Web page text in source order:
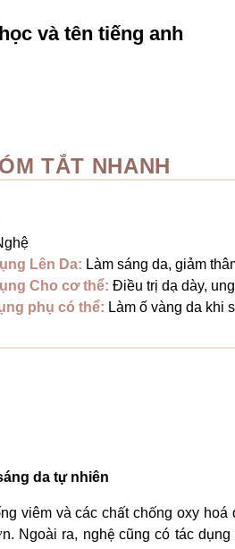
và tên tiếng anh
TẮT NHANH
Lên Da: Làm sáng da, giảm
Cho cơ thể: Điều trị dạ dày,
phụ có thể: Làm ố vàng da khi
da tự nhiên
viêm và các chất chống oxy
Ngoài ra, nghệ cũng có tác